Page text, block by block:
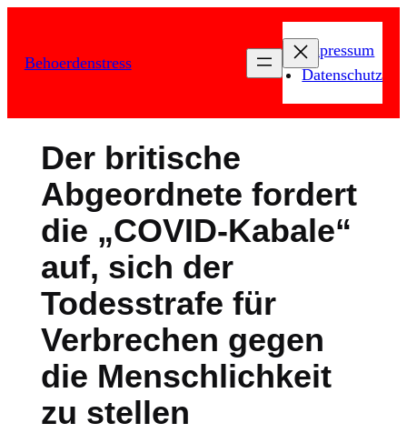
springen
Behoerdenstress
Impressum
Datenschutz
Der britische
Abgeordnete fordert
die „COVID-Kabale“
auf, sich der
Todesstrafe für
Verbrechen gegen
die Menschlichkeit
zu stellen